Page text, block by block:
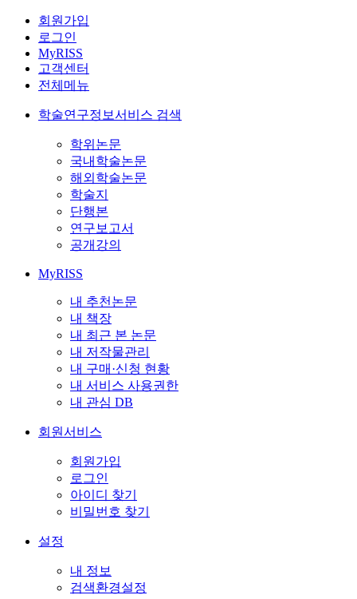
회원가입
로그인
MyRISS
고객센터
전체메뉴
학술연구정보서비스 검색
학위논문
국내학술논문
해외학술논문
학술지
단행본
연구보고서
공개강의
MyRISS
내 추천논문
내 책장
내 최근 본 논문
내 저작물관리
내 구매·신청 현황
내 서비스 사용권한
내 관심 DB
회원서비스
회원가입
로그인
아이디 찾기
비밀번호 찾기
설정
내 정보
검색환경설정